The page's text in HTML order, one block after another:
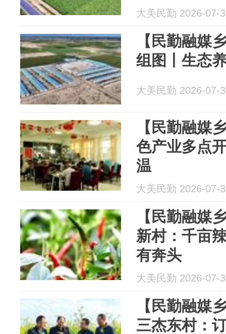
大美民勤 2026-07-
【民勤融媒
组图丨生态
大美民勤 2026-07-
【民勤融媒
色产业多点
温
大美民勤 2026-07-
【民勤融媒
新村：千亩
有奔头
大美民勤 2026-07-
【民勤融媒
三杰东村：